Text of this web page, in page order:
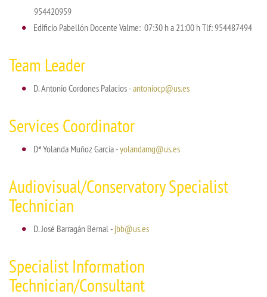
954420959
Edificio Pabellón Docente Valme: 07:30 h a 21:00 h Tlf: 954487494
Team Leader
D. Antonio Cordones Palacios -antoniocp@us.es
Services Coordinator
Dª Yolanda Muñoz García -yolandamg@us.es
Audiovisual/Conservatory Specialist
Technician
D. José Barragán Bernal - jbb@us.es
Specialist Information
Technician/Consultant